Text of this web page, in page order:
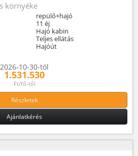
környéke
repülő+hajó
11 éj
Hajó kabin
Teljes ellátás
Hajóút
2026-10-30-tól
1.531.530
Ft/fő-től
Részletek
Ajánlatkérés